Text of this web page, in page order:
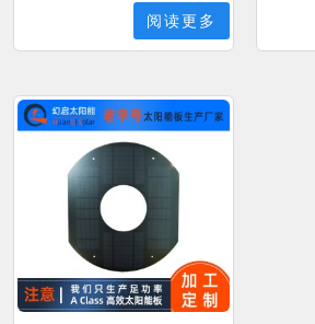
阅读更多